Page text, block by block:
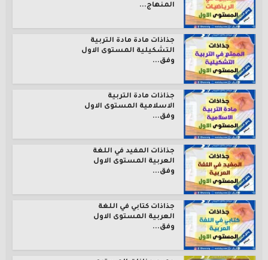
المنهاج...
جذاذات مادة مادة التربية
التشكيلية المستوى الاول
وفق...
جذاذات مادة التربية
الاسلامية المستوى الاول
وفق...
جذاذات المفيد في اللغة
العربية المستوى الاول
وفق...
جذاذات كتابي في اللغة
العربية المستوى الاول
وفق...